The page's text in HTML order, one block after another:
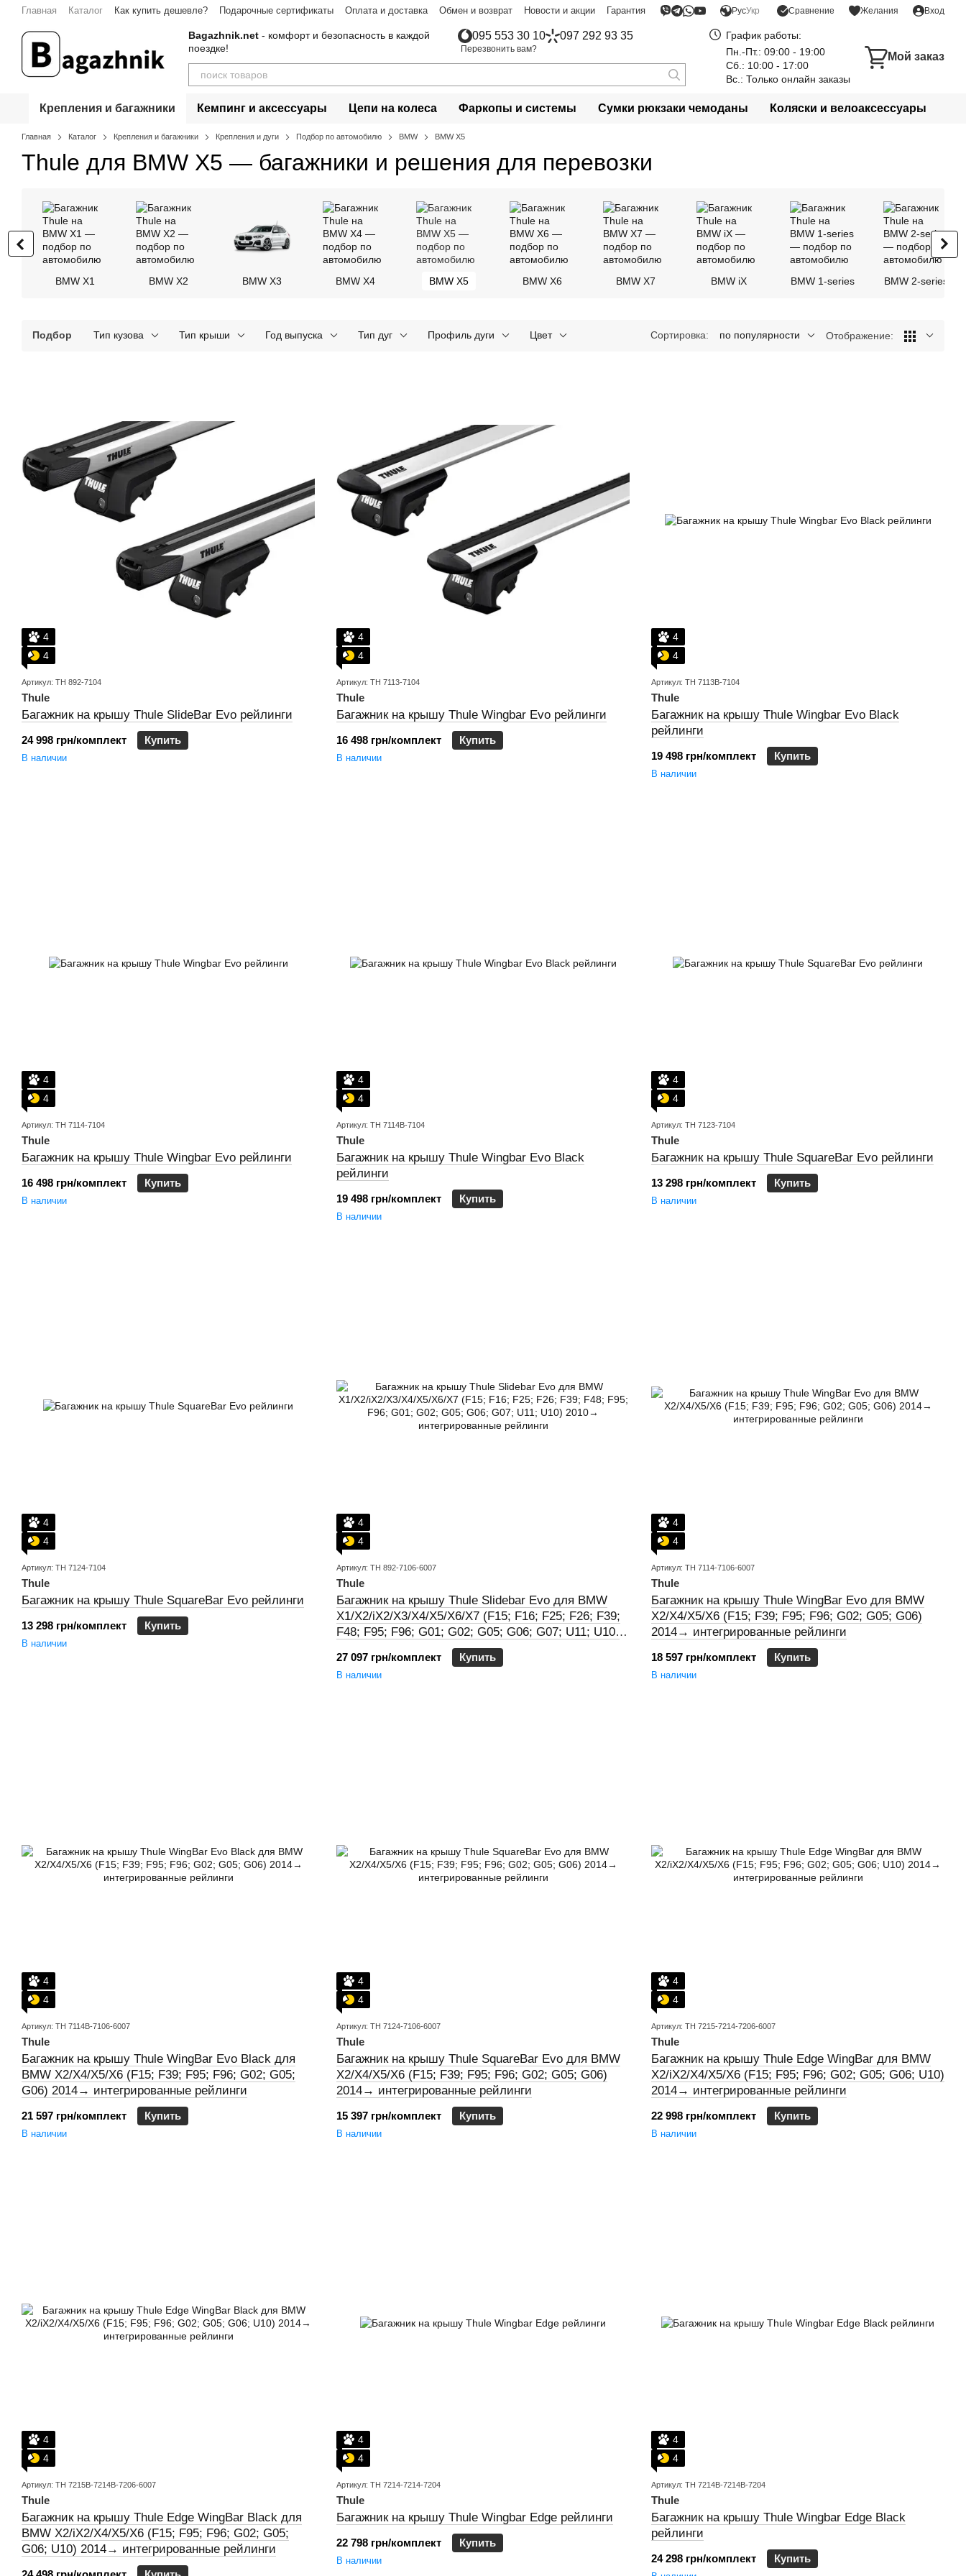
Перейти к основному контенту
Главная Каталог Как купить дешевле? Подарочные сертификаты Оплата и доставка Обмен и возврат Новости и акции
Гарантия
РусУкр Сравнение Желания Вход
Bagazhnik.net - комфорт и безопасность в каждой
поездке!
095 553 30 10 097 292 93 35
Перезвонить вам?
График работы:
Пн.-Пт.: 09:00 - 19:00
Сб.: 10:00 - 17:00
Вс.: Только онлайн заказы
Мой заказ
Крепления и багажники Кемпинг и аксессуары Цепи на колеса Фаркопы и системы Сумки рюкзаки чемоданы Коляски и велоаксессуары
Главная Каталог Крепления и багажники Крепления и дуги Подбор по автомобилю BMW BMW X5
Thule для BMW X5 — багажники и решения для перевозки
BMW X1 BMW X2 BMW X3 BMW X4 BMW X5 BMW X6 BMW X7 BMW iX BMW 1-series BMW 2-series
Подбор Тип кузова Тип крыши Год выпуска Тип дуг Профиль дуги Цвет Сортировка: по популярности Отображение:
4
4
Артикул: TH 892-7104
Thule
Багажник на крышу Thule SlideBar Evo рейлинги
24 998 грн/комплект Купить
В наличии
4
4
Артикул: TH 7113-7104
Thule
Багажник на крышу Thule Wingbar Evo рейлинги
16 498 грн/комплект Купить
В наличии
4
4
Артикул: TH 7113B-7104
Thule
Багажник на крышу Thule Wingbar Evo Black
рейлинги
19 498 грн/комплект Купить
В наличии
4
4
Артикул: TH 7114-7104
Thule
Багажник на крышу Thule Wingbar Evo рейлинги
16 498 грн/комплект Купить
В наличии
4
4
Артикул: TH 7114B-7104
Thule
Багажник на крышу Thule Wingbar Evo Black
рейлинги
19 498 грн/комплект Купить
В наличии
4
4
Артикул: TH 7123-7104
Thule
Багажник на крышу Thule SquareBar Evo рейлинги
13 298 грн/комплект Купить
В наличии
4
4
Артикул: TH 7124-7104
Thule
Багажник на крышу Thule SquareBar Evo рейлинги
13 298 грн/комплект Купить
В наличии
4
4
Артикул: TH 892-7106-6007
Thule
Багажник на крышу Thule Slidebar Evo для BMW
X1/X2/iX2/X3/X4/X5/X6/X7 (F15; F16; F25; F26; F39;
F48; F95; F96; G01; G02; G05; G06; G07; U11; U10)
2010→ интегрированные рейлинги
27 097 грн/комплект Купить
В наличии
4
4
Артикул: TH 7114-7106-6007
Thule
Багажник на крышу Thule WingBar Evo для BMW
X2/X4/X5/X6 (F15; F39; F95; F96; G02; G05; G06)
2014→ интегрированные рейлинги
18 597 грн/комплект Купить
В наличии
4
4
Артикул: TH 7114B-7106-6007
Thule
Багажник на крышу Thule WingBar Evo Black для
BMW X2/X4/X5/X6 (F15; F39; F95; F96; G02; G05;
G06) 2014→ интегрированные рейлинги
21 597 грн/комплект Купить
В наличии
4
4
Артикул: TH 7124-7106-6007
Thule
Багажник на крышу Thule SquareBar Evo для BMW
X2/X4/X5/X6 (F15; F39; F95; F96; G02; G05; G06)
2014→ интегрированные рейлинги
15 397 грн/комплект Купить
В наличии
4
4
Артикул: TH 7215-7214-7206-6007
Thule
Багажник на крышу Thule Edge WingBar для BMW
X2/iX2/X4/X5/X6 (F15; F95; F96; G02; G05; G06; U10)
2014→ интегрированные рейлинги
22 998 грн/комплект Купить
В наличии
4
4
Артикул: TH 7215B-7214B-7206-6007
Thule
Багажник на крышу Thule Edge WingBar Black для
BMW X2/iX2/X4/X5/X6 (F15; F95; F96; G02; G05;
G06; U10) 2014→ интегрированные рейлинги
4
4
Артикул: TH 7214-7214-7204
Thule
Багажник на крышу Thule Wingbar Edge рейлинги
22 798 грн/комплект Купить
В наличии
4
4
Артикул: TH 7214B-7214B-7204
Thule
Багажник на крышу Thule Wingbar Edge Black
рейлинги
24 298 грн/комплект Купить